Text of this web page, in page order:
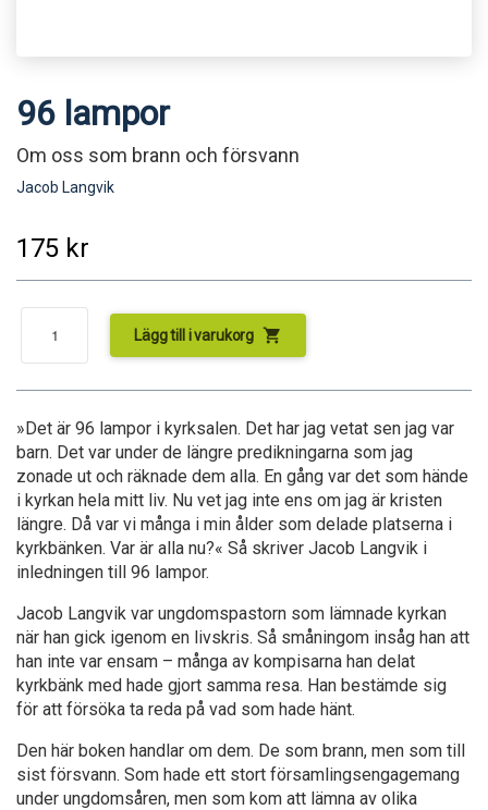
96 lampor
Om oss som brann och försvann
Jacob Langvik
175 kr
Lägg till i varukorg shopping_cart
»Det är 96 lampor i kyrksalen. Det har jag vetat sen jag var
barn. Det var under de längre predikningarna som jag
zonade ut och räknade dem alla. En gång var det som hände
i kyrkan hela mitt liv. Nu vet jag inte ens om jag är kristen
längre. Då var vi många i min ålder som delade platserna i
kyrkbänken. Var är alla nu?« Så skriver Jacob Langvik i
inledningen till 96 lampor.
Jacob Langvik var ungdomspastorn som lämnade kyrkan
när han gick igenom en livskris. Så småningom insåg han att
han inte var ensam – många av kompisarna han delat
kyrkbänk med hade gjort samma resa. Han bestämde sig
för att försöka ta reda på vad som hade hänt.
Den här boken handlar om dem. De som brann, men som till
sist försvann. Som hade ett stort församlingsengagemang
under ungdomsåren, men som kom att lämna av olika